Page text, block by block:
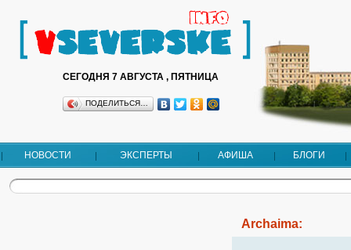
СЕГОДНЯ 7 АВГУСТА , ПЯТНИЦА
ПОДЕЛИТЬСЯ…
НОВОСТИ ЭКСПЕРТЫ АФИША БЛОГИ
Archaima: